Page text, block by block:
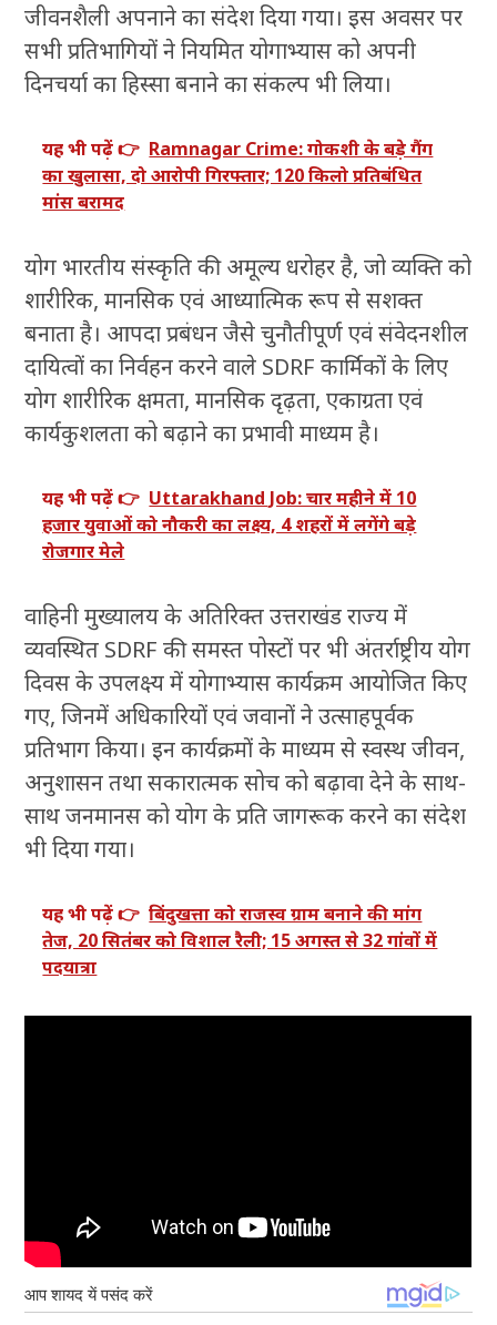
जीवनशैली अपनाने का संदेश दिया गया। इस अवसर पर
सभी प्रतिभागियों ने नियमित योगाभ्यास को अपनी
दिनचर्या का हिस्सा बनाने का संकल्प भी लिया।
यह भी पढ़ें 👉 Ramnagar Crime: गोकशी के बड़े गैंग
का खुलासा, दो आरोपी गिरफ्तार; 120 किलो प्रतिबंधित
मांस बरामद
योग भारतीय संस्कृति की अमूल्य धरोहर है, जो व्यक्ति को
शारीरिक, मानसिक एवं आध्यात्मिक रूप से सशक्त
बनाता है। आपदा प्रबंधन जैसे चुनौतीपूर्ण एवं संवेदनशील
दायित्वों का निर्वहन करने वाले SDRF कार्मिकों के लिए
योग शारीरिक क्षमता, मानसिक दृढ़ता, एकाग्रता एवं
कार्यकुशलता को बढ़ाने का प्रभावी माध्यम है।
यह भी पढ़ें 👉 Uttarakhand Job: चार महीने में 10
हजार युवाओं को नौकरी का लक्ष्य, 4 शहरों में लगेंगे बड़े
रोजगार मेले
वाहिनी मुख्यालय के अतिरिक्त उत्तराखंड राज्य में
व्यवस्थित SDRF की समस्त पोस्टों पर भी अंतर्राष्ट्रीय योग
दिवस के उपलक्ष्य में योगाभ्यास कार्यक्रम आयोजित किए
गए, जिनमें अधिकारियों एवं जवानों ने उत्साहपूर्वक
प्रतिभाग किया। इन कार्यक्रमों के माध्यम से स्वस्थ जीवन,
अनुशासन तथा सकारात्मक सोच को बढ़ावा देने के साथ-
साथ जनमानस को योग के प्रति जागरूक करने का संदेश
भी दिया गया।
यह भी पढ़ें 👉 बिंदुखत्ता को राजस्व ग्राम बनाने की मांग
तेज, 20 सितंबर को विशाल रैली; 15 अगस्त से 32 गांवों में
पदयात्रा